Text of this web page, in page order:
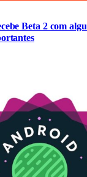
Beta 2 com